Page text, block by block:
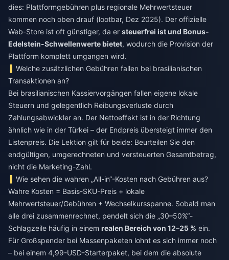
dies: Plattformgebühren plus regionale Mehrwertsteuer
kommen noch oben drauf (lootbar, Dez 2025). Der offizielle
Web-Store ist oft günstiger, da er steuerfrei ist und Bonus-
Edelstein-Schwellenwerte bietet, wodurch die Provision der
Plattform komplett umgangen wird.
Welche zusätzlichen Gebühren fallen bei brasilianischen
Transaktionen an?
Bei brasilianischen Kassiervorgängen fallen eigene lokale
Steuern und gelegentlich Reibungsverluste durch
Zahlungsabwickler an. Der Nettoeffekt ist in der Richtung
ähnlich wie in der Türkei – der Endpreis übersteigt immer den
Listenpreis. Die Lektion gilt für beide: Beurteilen Sie den
endgültigen, umgerechneten und versteuerten Gesamtbetrag,
nicht die Marketing-Zahl.
Wie sehen die wahren „All-in“-Kosten nach Gebühren aus?
Wahre Kosten = Basis-SKU-Preis + lokale
Mehrwertsteuer/Gebühren + Wechselkursspanne. Sobald man
alle drei zusammenrechnet, pendelt sich die „30–50%“-
Schlagzeile häufig in einem realen Bereich von 12–25 % ein.
Für Großspender bei Massenpaketen lohnt es sich immer noch
– bei einem 4,99-USD-Starterpaket, bei dem die absolute